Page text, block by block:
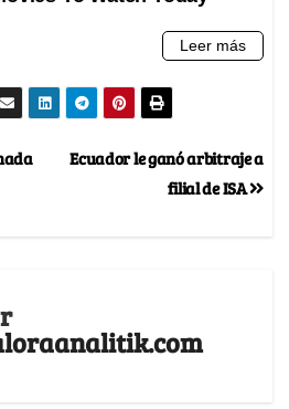
Ecuador le ganó arbitraje a
filial de ISA